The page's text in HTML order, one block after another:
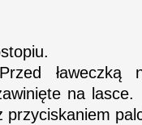
ławeczką
na lasce.
przyciskaniem